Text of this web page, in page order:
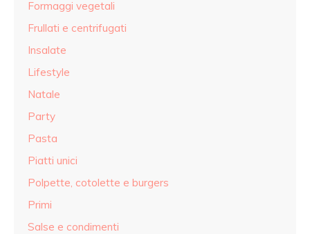
Formaggi vegetali
Frullati e centrifugati
Insalate
Lifestyle
Natale
Party
Pasta
Piatti unici
Polpette, cotolette e burgers
Primi
Salse e condimenti